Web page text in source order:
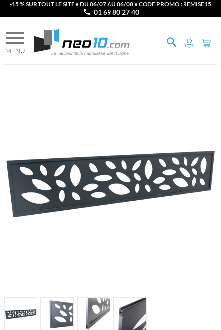
-15 % SUR TOUT LE SITE • DU 06/07 AU 06/08 • CODE PROMO : REMISE15
01 69 80 27 40